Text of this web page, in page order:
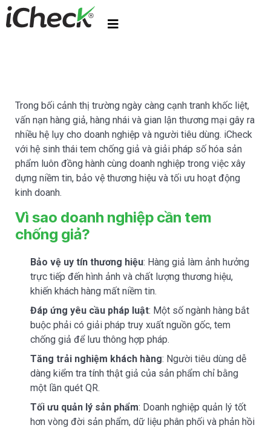
Trong bối cảnh thị trường ngày càng cạnh tranh khốc liệt,
vấn nạn hàng giả, hàng nhái và gian lận thương mại gây ra
nhiều hệ lụy cho doanh nghiệp và người tiêu dùng. iCheck
với hệ sinh thái tem chống giả và giải pháp số hóa sản
phẩm luôn đồng hành cùng doanh nghiệp trong việc xây
dựng niềm tin, bảo vệ thương hiệu và tối ưu hoạt động
kinh doanh.
Vì sao doanh nghiệp cần tem
chống giả?
Bảo vệ uy tín thương hiệu: Hàng giả làm ảnh hưởng
trực tiếp đến hình ảnh và chất lượng thương hiệu,
khiến khách hàng mất niềm tin.
Đáp ứng yêu cầu pháp luật: Một số ngành hàng bắt
buộc phải có giải pháp truy xuất nguồn gốc, tem
chống giả để lưu thông hợp pháp.
Tăng trải nghiệm khách hàng: Người tiêu dùng dễ
dàng kiểm tra tính thật giả của sản phẩm chỉ bằng
một lần quét QR.
Tối ưu quản lý sản phẩm: Doanh nghiệp quản lý tốt
hơn vòng đời sản phẩm, dữ liệu phân phối và phản hồi